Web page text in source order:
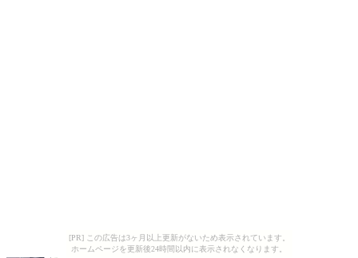
[PR] この広告は3ヶ月以上更新がないため表示されています。
ホームページを更新後24時間以内に表示されなくなります。